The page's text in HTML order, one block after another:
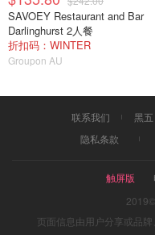
SAVOEY Restaurant and Bar
Darlinghurst 2人餐
折扣码：WINTER
Groupon AU
联系我们 黑五
隐私条款
触屏版
页面信息由用户分享或品